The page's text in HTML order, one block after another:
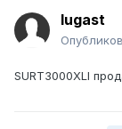
lugast
SURT3000XLI